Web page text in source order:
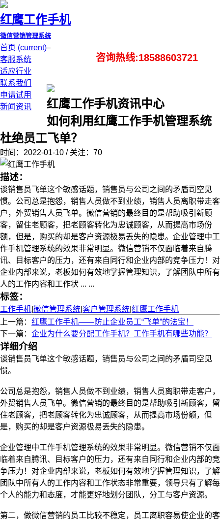
红鹰工作手机
微信营销管理系统
首页 (current)
客服系统
适应行业
联系我们
申请试用
新闻资讯
咨询热线:18588603721
红鹰工作手机资讯中心
如何利用红鹰工作手机管理系统
杜绝员工飞单？
时间：2022-01-10 / 关注：70
描述：
谈销售员飞单这个敏感话题，销售员与公司之间的矛盾司空见
惯。公司总是抱怨，销售人员做不到业绩，销售人员离职带走客
户，外贸销售人员飞单。微信营销的最终目的是帮助吸引新顾
客，留住老顾客，把老顾客转化为忠诚顾客，从而提高市场份
额，但是，购买的却是客户资源极易丢失的隐患。企业管理中工
作手机管理系统的效果非常明显。微信营销不仅面临着来自腾
讯、目标客户的压力，还有来自同行和企业内部的竞争压力！对
企业内部来说，老板如何有效地掌握管理知识，了解团队中所有
人的工作内容和工作状 ... ...
标签：
工作手机 微信管理系统 客户管理系统 红鹰工作手机
上一篇： 红鹰工作手机——防止企业员工“飞单”的法宝！
下一篇： 企业为什么要分配工作手机？工作手机有哪些功能？
详细介绍
谈销售员飞单这个敏感话题，销售员与公司之间的矛盾司空见
惯。
公司总是抱怨，销售人员做不到业绩，销售人员离职带走客户，
外贸销售人员飞单。微信营销的最终目的是帮助吸引新顾客，留
住老顾客，把老顾客转化为忠诚顾客，从而提高市场份额，但
是，购买的却是客户资源极易丢失的隐患。
企业管理中工作手机管理系统的效果非常明显。微信营销不仅面
临着来自腾讯、目标客户的压力，还有来自同行和企业内部的竞
争压力！对企业内部来说，老板如何有效地掌握管理知识，了解
团队中所有人的工作内容和工作状态非常重要，领导只有了解每
个人的能力和态度，才能更好地划分团队，分工与客户资源。
第二，做微信营销的员工比较不稳定，员工离职容易使企业的客